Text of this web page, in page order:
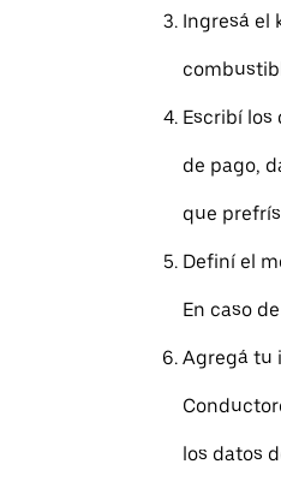
Ingresá el
Escribí
de pago,
que
Definí el
En caso
Agregá tu
los datos